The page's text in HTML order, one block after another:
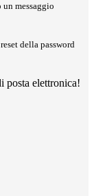
messaggio
della password
posta elettronica!